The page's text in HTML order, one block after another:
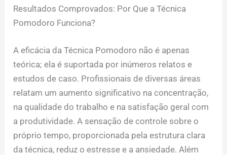
Resultados Comprovados: Por Que a Técnica
Pomodoro Funciona?
A eficácia da Técnica Pomodoro não é apenas
teórica; ela é suportada por inúmeros relatos e
estudos de caso. Profissionais de diversas áreas
relatam um aumento significativo na concentração,
na qualidade do trabalho e na satisfação geral com
a produtividade. A sensação de controle sobre o
próprio tempo, proporcionada pela estrutura clara
da técnica, reduz o estresse e a ansiedade. Além